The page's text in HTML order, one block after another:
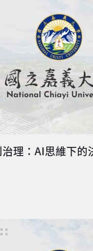
理：AI思維下的